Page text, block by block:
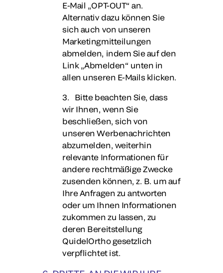
E-Mail „OPT-OUT“ an.
Alternativ dazu können Sie
sich auch von unseren
Marketingmitteilungen
abmelden, indem Sie auf den
Link „Abmelden“ unten in
allen unseren E-Mails klicken.
3. Bitte beachten Sie, dass
wir Ihnen, wenn Sie
beschließen, sich von
unseren Werbenachrichten
abzumelden, weiterhin
relevante Informationen für
andere rechtmäßige Zwecke
zusenden können, z. B. um auf
Ihre Anfragen zu antworten
oder um Ihnen Informationen
zukommen zu lassen, zu
deren Bereitstellung
QuidelOrtho gesetzlich
verpflichtet ist.